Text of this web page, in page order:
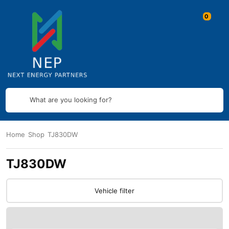
What are you looking for?
Home Shop TJ830DW
TJ830DW
Vehicle filter